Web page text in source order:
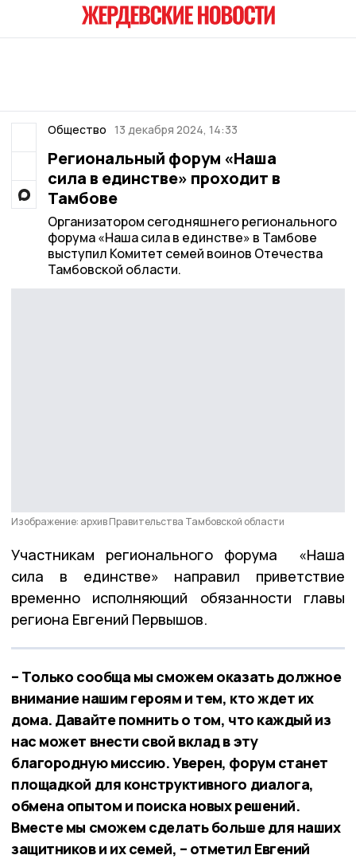
Общество 13 декабря 2024, 14:33
Региональный форум «Наша
сила в единстве» проходит в
Тамбове
Организатором сегодняшнего регионального
форума «Наша сила в единстве» в Тамбове
выступил Комитет семей воинов Отечества
Тамбовской области.
Изображение: архив Правительства Тамбовской области
Участникам регионального форума «Наша
сила в единстве» направил приветствие
временно исполняющий обязанности главы
региона Евгений Первышов.
– Только сообща мы сможем оказать должное
внимание нашим героям и тем, кто ждет их
дома. Давайте помнить о том, что каждый из
нас может внести свой вклад в эту
благородную миссию. Уверен, форум станет
площадкой для конструктивного диалога,
обмена опытом и поиска новых решений.
Вместе мы сможем сделать больше для наших
защитников и их семей, – отметил Евгений